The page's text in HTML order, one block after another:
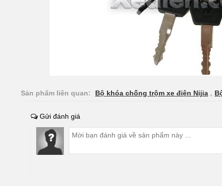
Sản phẩm liên quan: Bộ khóa chống trộm xe điện Nijia ,
Gửi đánh giá